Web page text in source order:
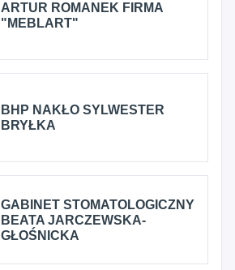
ARTUR ROMANEK FIRMA
"MEBLART"
BHP NAKŁO SYLWESTER
BRYŁKA
GABINET STOMATOLOGICZNY
BEATA JARCZEWSKA-
GŁOŚNICKA